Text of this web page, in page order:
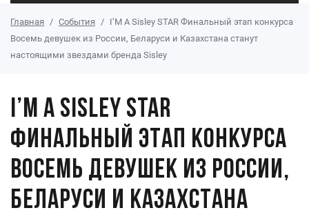
Главная События
I’M A Sisley STAR Финальный этап конкурса
Восемь девушек из России, Беларуси и Казахстана станут
настоящими звездами бренда Sisley
I’M A Sisley STAR
Финальный этап конкурса
Восемь девушек из России,
Беларуси и Казахстана